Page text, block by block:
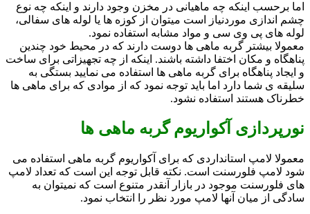
اما برحسب اینکه چه ماهیانی در مخزن وجود دارند و اینکه چه نوع
چشم اندازی موردنیاز است میتوان از کوزه ها یا لوله های سفالی،
لوله های پی وی سی و مواد مشابه استفاده نمود.
معمولا بیشتر گربه ماهی ها دوست دارند که در محیط خود چندین
پناهگاه و مکان اختفا داشته باشند. اینکه از چه تجهیزاتی برای ساخت
و ایجاد پناهگاه برای گربه ماهی ها استفاده می نمایید بستگی به
سلیقه ی شما دارد اما باید توجه نمود که از موادی که برای ماهی ها
خطرناک هستند استفاده نشود.
نورپردازی آکواریوم گربه ماهی ها
معمولا لامپ استانداردی که برای آکواریوم گربه ماهی استفاده می
شود لامپ فلورسنت است. نکته قابل توجه این است که تعداد لامپ
های فلورسنت موجود در بازار آنقدر متنوع است که نمیتوان به
سادگی از میان آنها لامپ مورد نظر را انتخاب نمود.